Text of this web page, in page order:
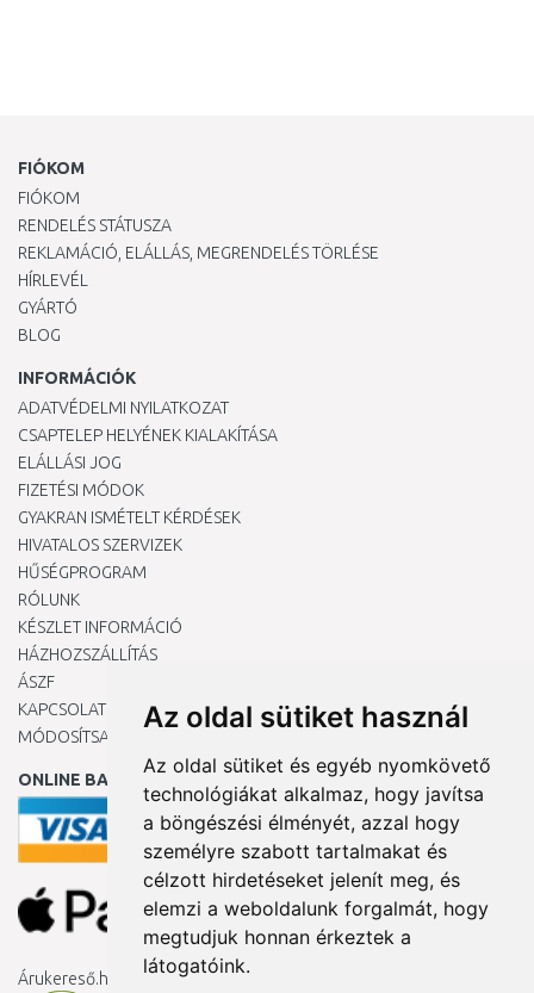
Az oldal sütiket használ
Az oldal sütiket és egyéb nyomkövető
technológiákat alkalmaz, hogy javítsa
a böngészési élményét, azzal hogy
személyre szabott tartalmakat és
célzott hirdetéseket jelenít meg, és
elemzi a weboldalunk forgalmát, hogy
megtudjuk honnan érkeztek a
látogatóink.
FIÓKOM
FIÓKOM
RENDELÉS STÁTUSZA
REKLAMÁCIÓ, ELÁLLÁS, MEGRENDELÉS TÖRLÉSE
HÍRLEVÉL
GYÁRTÓ
BLOG
INFORMÁCIÓK
ADATVÉDELMI NYILATKOZAT
CSAPTELEP HELYÉNEK KIALAKÍTÁSA
ELÁLLÁSI JOG
FIZETÉSI MÓDOK
GYAKRAN ISMÉTELT KÉRDÉSEK
HIVATALOS SZERVIZEK
HŰSÉGPROGRAM
RÓLUNK
KÉSZLET INFORMÁCIÓ
HÁZHOZSZÁLLÍTÁS
ÁSZF
KAPCSOLAT
MÓDOSÍTSA A COOKIE-BEÁLLÍTÁSAIMAT
ONLINE BANKKÁRTYÁVAL
Árukereső.hu